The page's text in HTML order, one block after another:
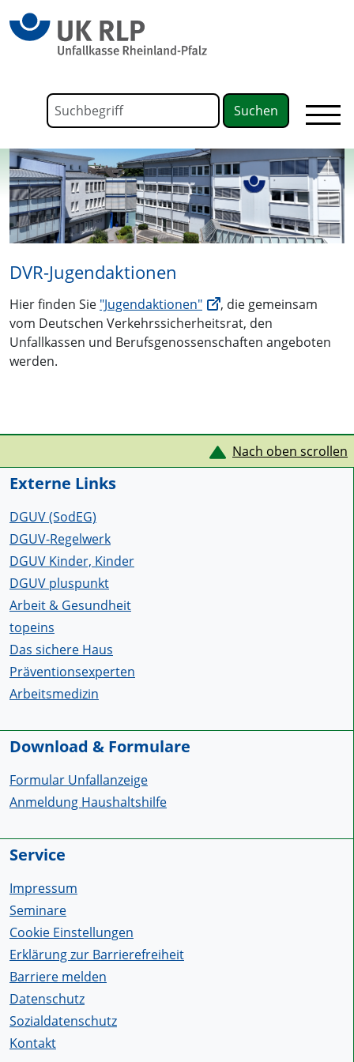
Formular für die Volltextsuche
DVR-Jugendaktionen
Hier finden Sie "Jugendaktionen"
, die gemeinsam
vom Deutschen Verkehrssicherheitsrat, den
Unfallkassen und Berufsgenossenschaften angeboten
werden.
Service Informationen Nach oben scrollen
Externe Links
DGUV (SodEG)
DGUV-Regelwerk
DGUV Kinder, Kinder
DGUV pluspunkt
Arbeit & Gesundheit
topeins
Das sichere Haus
Präventionsexperten
Arbeitsmedizin
Download & Formulare
Formular Unfallanzeige
Anmeldung Haushaltshilfe
Service
Impressum
Seminare
Cookie Einstellungen
Erklärung zur Barrierefreiheit
Barriere melden
Datenschutz
Sozialdatenschutz
Kontakt